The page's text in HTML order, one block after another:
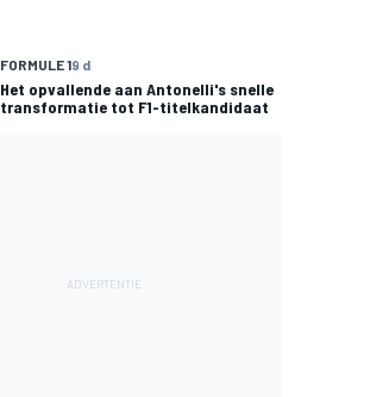
FORMULE 19 d
Het opvallende aan Antonelli's snelle
transformatie tot F1-titelkandidaat